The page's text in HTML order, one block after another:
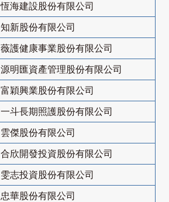
恆海建設股份有限公司
知新股份有限公司
薇護健康事業股份有限公司
源明匯資產管理股份有限公司
富穎興業股份有限公司
一斗長期照護股份有限公司
雲傑股份有限公司
合欣開發投資股份有限公司
雯志投資股份有限公司
忠華股份有限公司